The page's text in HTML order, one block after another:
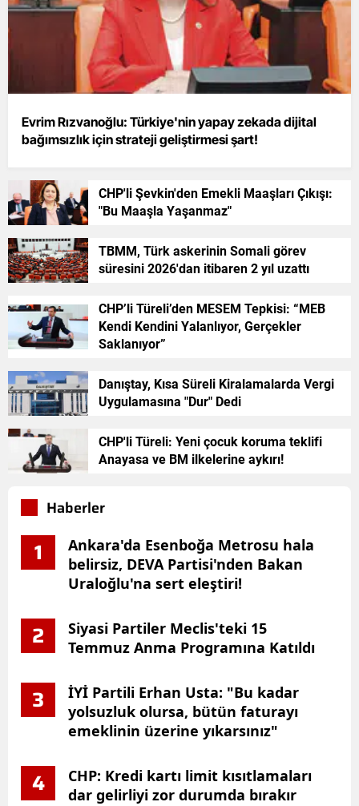
Evrim Rızvanoğlu: Türkiye'nin yapay zekada dijital
bağımsızlık için strateji geliştirmesi şart!
CHP'li Şevkin'den Emekli Maaşları Çıkışı:
"Bu Maaşla Yaşanmaz"
TBMM, Türk askerinin Somali görev
süresini 2026'dan itibaren 2 yıl uzattı
CHP’li Türeli’den MESEM Tepkisi: “MEB
Kendi Kendini Yalanlıyor, Gerçekler
Saklanıyor”
Danıştay, Kısa Süreli Kiralamalarda Vergi
Uygulamasına "Dur" Dedi
CHP'li Türeli: Yeni çocuk koruma teklifi
Anayasa ve BM ilkelerine aykırı!
Haberler
1
Ankara'da Esenboğa Metrosu hala
belirsiz, DEVA Partisi'nden Bakan
Uraloğlu'na sert eleştiri!
2
Siyasi Partiler Meclis'teki 15
Temmuz Anma Programına Katıldı
3
İYİ Partili Erhan Usta: "Bu kadar
yolsuzluk olursa, bütün faturayı
emeklinin üzerine yıkarsınız"
4
CHP: Kredi kartı limit kısıtlamaları
dar gelirliyi zor durumda bırakır